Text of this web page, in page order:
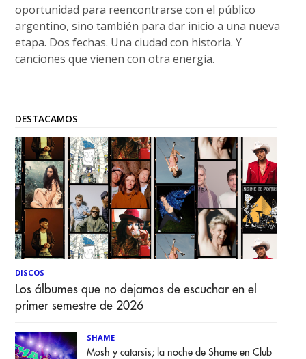
oportunidad para reencontrarse con el público
argentino, sino también para dar inicio a una nueva
etapa. Dos fechas. Una ciudad con historia. Y
canciones que vienen con otra energía.
DESTACAMOS
DISCOS
Los álbumes que no dejamos de escuchar en el
primer semestre de 2026
SHAME
Mosh y catarsis; la noche de Shame en Club